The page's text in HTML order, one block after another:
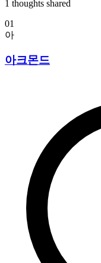
1 thoughts shared
01
아
아크몬드